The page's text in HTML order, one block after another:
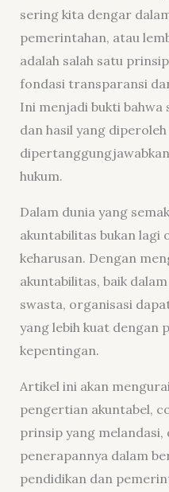
sering kita dengar
pemerintahan, atau
adalah salah satu
fondasi transparansi
Ini menjadi bukti bahwa
dan hasil yang
hukum.
Dalam dunia yang
akuntabilitas bukan lagi
keharusan. Dengan
akuntabilitas, baik
swasta, organisasi
yang lebih kuat dengan
kepentingan.
Artikel ini akan
pengertian akuntabel,
prinsip yang melandasi,
penerapannya dalam
pendidikan dan